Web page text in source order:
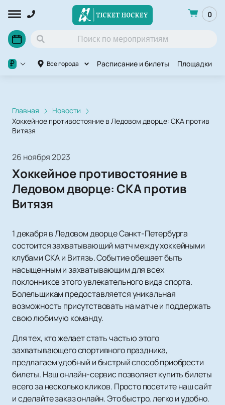
0
Все города Расписание и билеты Площадки
₽
Главная
Новости
Хоккейное противостояние в Ледовом дворце: СКА против
Витязя
26 ноября 2023
Хоккейное противостояние в
Ледовом дворце: СКА против
Витязя
1 декабря в Ледовом дворце Санкт-Петербурга
состоится захватывающий матч между хоккейными
клубами СКА и Витязь. Событие обещает быть
насыщенным и захватывающим для всех
поклонников этого увлекательного вида спорта.
Болельщикам предоставляется уникальная
возможность присутствовать на матче и поддержать
свою любимую команду.
Для тех, кто желает стать частью этого
захватывающего спортивного праздника,
предлагаем удобный и быстрый способ приобрести
билеты. Наш онлайн-сервис позволяет купить билеты
всего за несколько кликов. Просто посетите наш сайт
и сделайте заказ онлайн. Это быстро, легко и удобно.